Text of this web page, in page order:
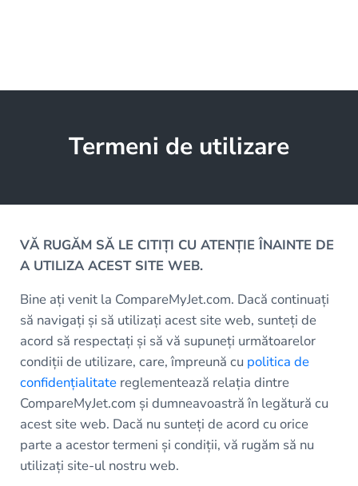
Termeni de utilizare
VĂ RUGĂM SĂ LE CITIȚI CU ATENȚIE ÎNAINTE DE
A UTILIZA ACEST SITE WEB.
Bine ați venit la CompareMyJet.com. Dacă continuați
să navigați și să utilizați acest site web, sunteți de
acord să respectați și să vă supuneți următoarelor
condiții de utilizare, care, împreună cu politica de
confidențialitatereglementează relația dintre
CompareMyJet.com și dumneavoastră în legătură cu
acest site web. Dacă nu sunteți de acord cu orice
parte a acestor termeni și condiții, vă rugăm să nu
utilizați site-ul nostru web.